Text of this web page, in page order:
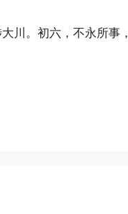
川。初六，不永所事，